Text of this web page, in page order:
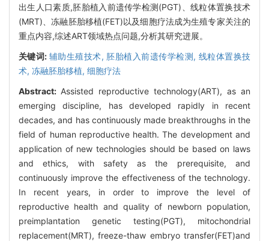
出生人口素质,胚胎植入前遗传学检测(PGT)、线粒体置换技术
(MRT)、冻融胚胎移植(FET)以及细胞疗法成为生殖专家关注的
重点内容,综述ART领域热点问题,分析其研究进展。
关键词: 辅助生殖技术, 胚胎植入前遗传学检测, 线粒体置换技
术, 冻融胚胎移植, 细胞疗法
Abstract: Assisted reproductive technology(ART), as an
emerging discipline, has developed rapidly in recent
decades, and has continuously made breakthroughs in the
field of human reproductive health. The development and
application of new technologies should be based on laws
and ethics, with safety as the prerequisite, and
continuously improve the effectiveness of the technology.
In recent years, in order to improve the level of
reproductive health and quality of newborn population,
preimplantation genetic testing(PGT), mitochondrial
replacement(MRT), freeze-thaw embryo transfer(FET)and